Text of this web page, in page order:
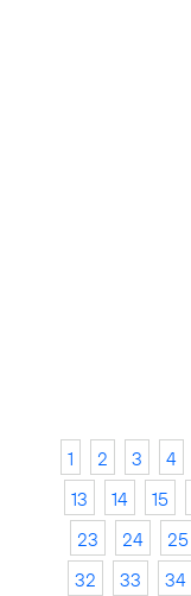
1 2 3 4
13
14 15
23
24 25
32
33 34